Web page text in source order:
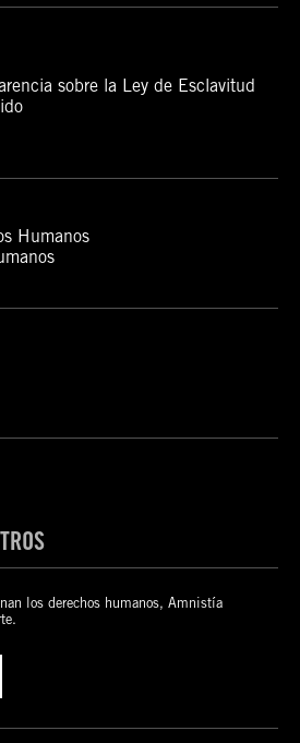
sobre la Ley de Esclavitud
Humanos
los derechos humanos, Amnistía